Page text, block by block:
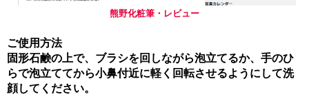
熊野化粧筆・レビュー
ご使用方法
固形石鹸の上で、ブラシを回しながら泡立てるか、手のひ
らで泡立ててから小鼻付近に軽く回転させるようにして洗
顔してください。